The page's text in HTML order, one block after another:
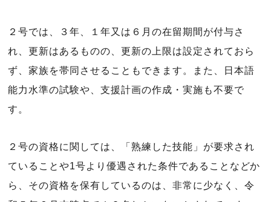
２号では、３年、１年又は６月の在留期間が付与さ
れ、更新はあるものの、更新の上限は設定されておら
ず、家族を帯同させることもできます。また、日本語
能力水準の試験や、支援計画の作成・実施も不要で
す。
２号の資格に関しては、「熟練した技能」が要求され
ていることや1号より優遇された条件であることなどか
ら、その資格を保有しているのは、非常に少なく、令